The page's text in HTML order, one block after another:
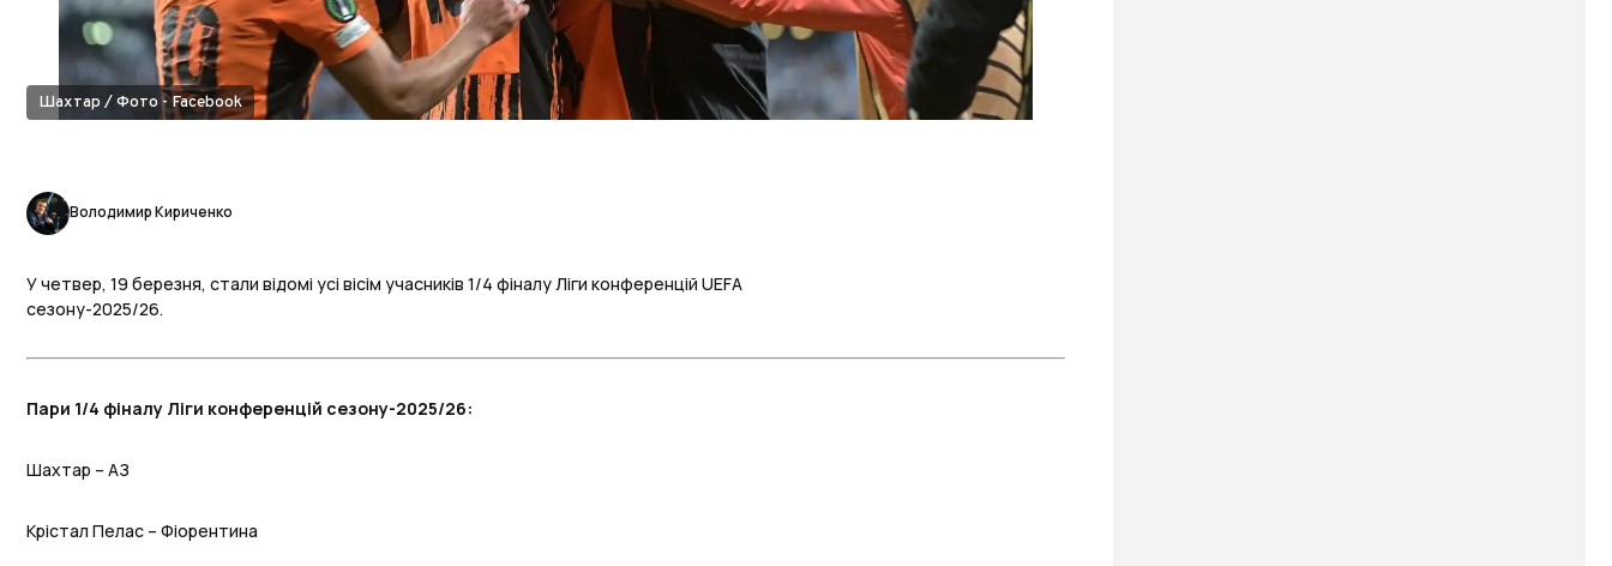
Шахтар / Фото - Facebook
Володимир Кириченко
У четвер, 19 березня, стали відомі усі вісім учасників 1/4 фіналу Ліги конференцій UEFA
сезону-2025/26.
Пари 1/4 фіналу Ліги конференцій сезону-2025/26:
Шахтар – АЗ
Крістал Пелас – Фіорентина